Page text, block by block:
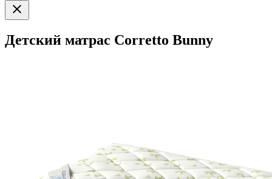
Детский матрас Corretto Bunny